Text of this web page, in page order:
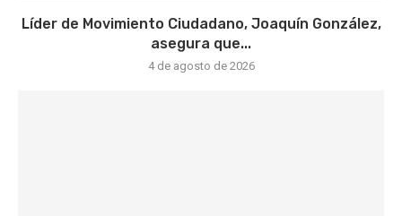
Líder de Movimiento Ciudadano, Joaquín González,
asegura que...
4 de agosto de 2026